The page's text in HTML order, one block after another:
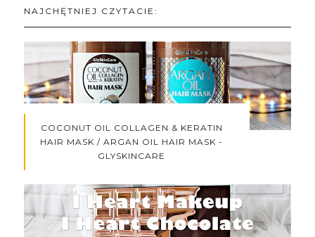
NAJCHĘTNIEJ CZYTACIE:
COCONUT OIL COLLAGEN & KERATIN
HAIR MASK / ARGAN OIL HAIR MASK -
GLYSKINCARE